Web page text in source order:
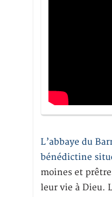
L’abbaye du
bénédictine
moines et
leur vie à Dieu.